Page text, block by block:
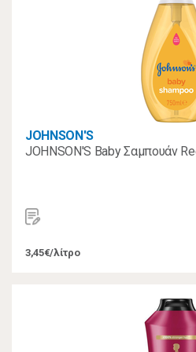
JOHNSON'S
JOHNSON'S Baby Σαμπουάν
3,45€/λίτρο